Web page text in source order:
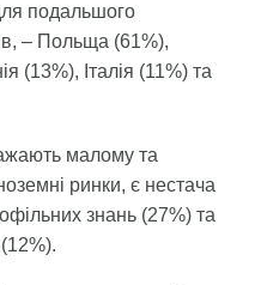
подальшого
– Польща (61%),
(13%), Італія (11%) та
малому та
ринки, є нестача
знань (27%) та